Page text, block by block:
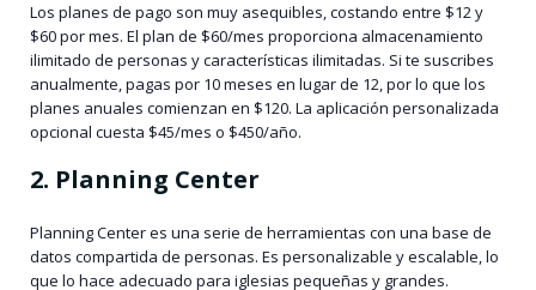
Los planes de pago son muy asequibles, costando entre $12 y
$60 por mes. El plan de $60/mes proporciona almacenamiento
ilimitado de personas y características ilimitadas. Si te suscribes
anualmente, pagas por 10 meses en lugar de 12, por lo que los
planes anuales comienzan en $120. La aplicación personalizada
opcional cuesta $45/mes o $450/año.
2. Planning Center
Planning Center es una serie de herramientas con una base de
datos compartida de personas. Es personalizable y escalable, lo
que lo hace adecuado para iglesias pequeñas y grandes.